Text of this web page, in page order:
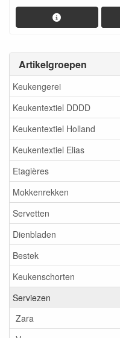
Artikelgroepen
Keukengerei
Keukentextiel DDDD
Keukentextiel Holland
Keukentextiel Elias
Etagières
Mokkenrekken
Servetten
Dienbladen
Bestek
Keukenschorten
Serviezen
Zara